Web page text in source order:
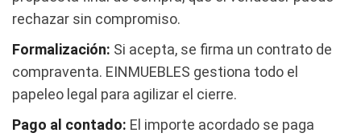
rechazar sin compromiso.
Formalización: Si acepta, se firma un contrato de
compraventa. EINMUEBLES gestiona todo el
papeleo legal para agilizar el cierre.
Pago al contado: El importe acordado se paga